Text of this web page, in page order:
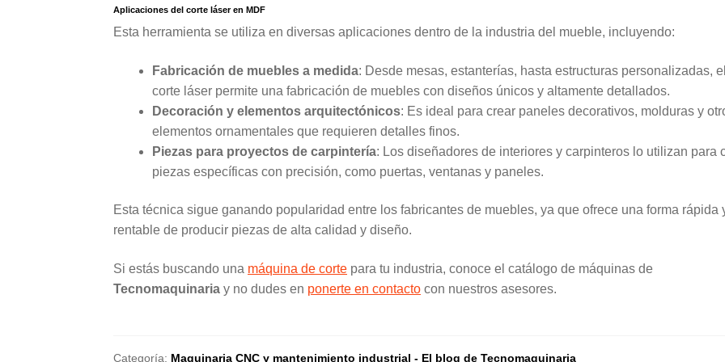
Aplicaciones del corte láser en MDF
Esta herramienta se utiliza en diversas aplicaciones dentro de la industria del mueble, incluyendo:
Fabricación de muebles a medida: Desde mesas, estanterías, hasta estructuras personalizadas, el
corte láser permite una fabricación de muebles con diseños únicos y altamente detallados.
Decoración y elementos arquitectónicos: Es ideal para crear paneles decorativos, molduras y
elementos ornamentales que requieren detalles finos.
Piezas para proyectos de carpintería: Los diseñadores de interiores y carpinteros lo utilizan para
piezas específicas con precisión, como puertas, ventanas y paneles.
Esta técnica sigue ganando popularidad entre los fabricantes de muebles, ya que ofrece una forma rápida
rentable de producir piezas de alta calidad y diseño.
Si estás buscando una máquina de corte para tu industria, conoce el catálogo de máquinas de
Tecnomaquinaria y no dudes en ponerte en contacto con nuestros asesores.
Categoría: Maquinaria CNC y mantenimiento industrial - El blog de Tecnomaquinaria